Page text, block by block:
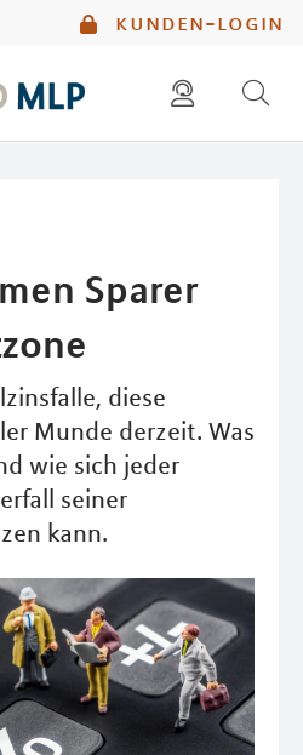
kunden-login
Sparer
diese
Munde derzeit. Was
wie sich jeder
seiner
kann.